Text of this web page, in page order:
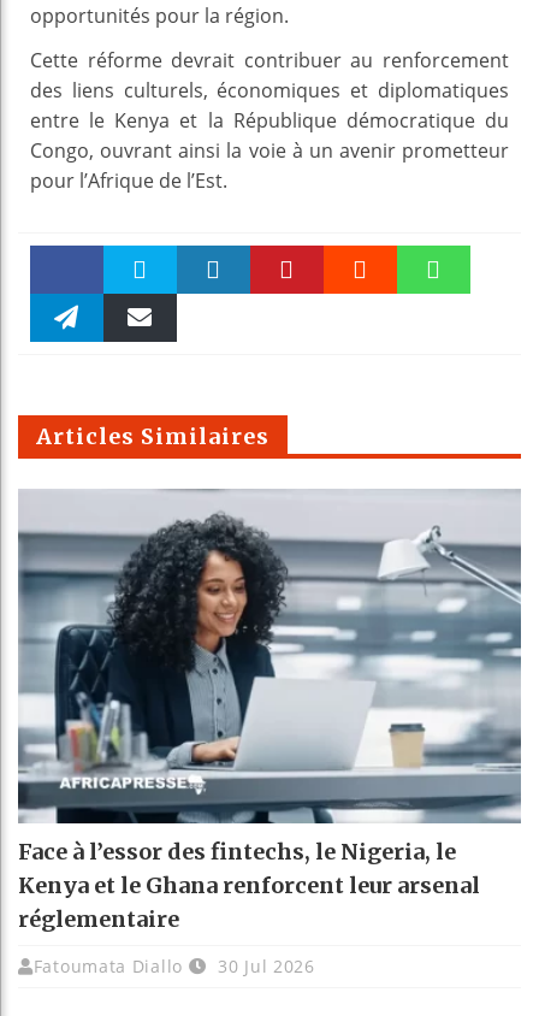
opportunités pour la région.
Cette réforme devrait contribuer au renforcement
des liens culturels, économiques et diplomatiques
entre le Kenya et la République démocratique du
Congo, ouvrant ainsi la voie à un avenir prometteur
pour l’Afrique de l’Est.
Faceboo Twitter
m
Articles Similaires
Face à l’essor des fintechs, le Nigeria, le
Kenya et le Ghana renforcent leur arsenal
réglementaire
Fatoumata Diallo 30 Jul 2026